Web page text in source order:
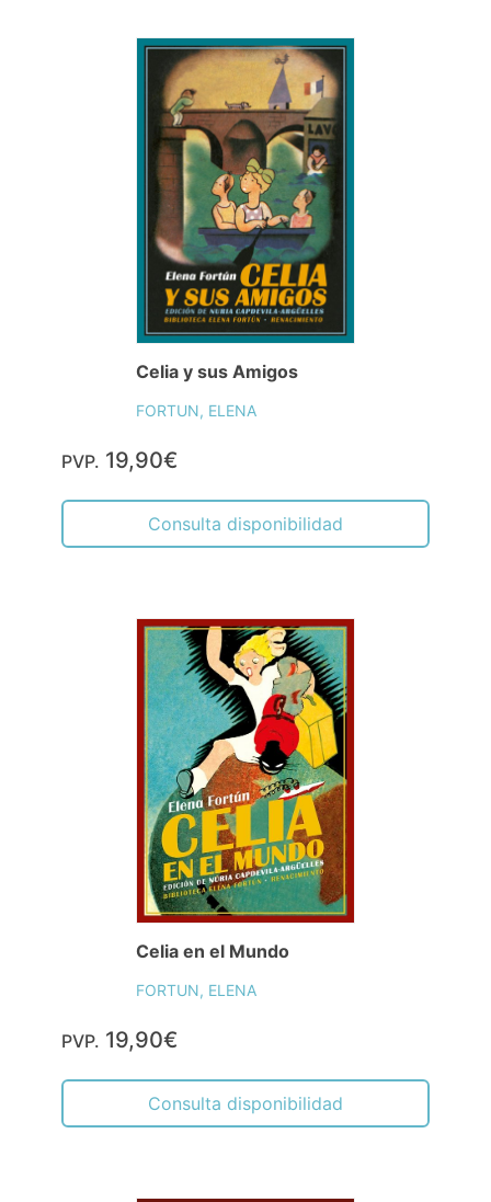
Celia y sus Amigos
FORTUN, ELENA
PVP. 19,90€
Consulta disponibilidad
Celia en el Mundo
FORTUN, ELENA
PVP. 19,90€
Consulta disponibilidad